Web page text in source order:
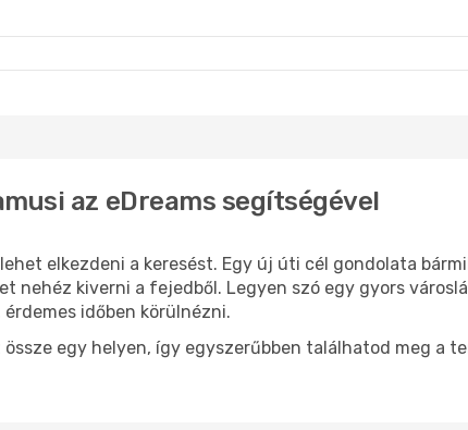
az eDreams segítségével
elkezdeni a keresést. Egy új úti cél gondolata
nehéz kiverni a fejedből. Legyen szó egy gyors
időben körülnézni.
egy helyen, így egyszerűbben találhatod meg a